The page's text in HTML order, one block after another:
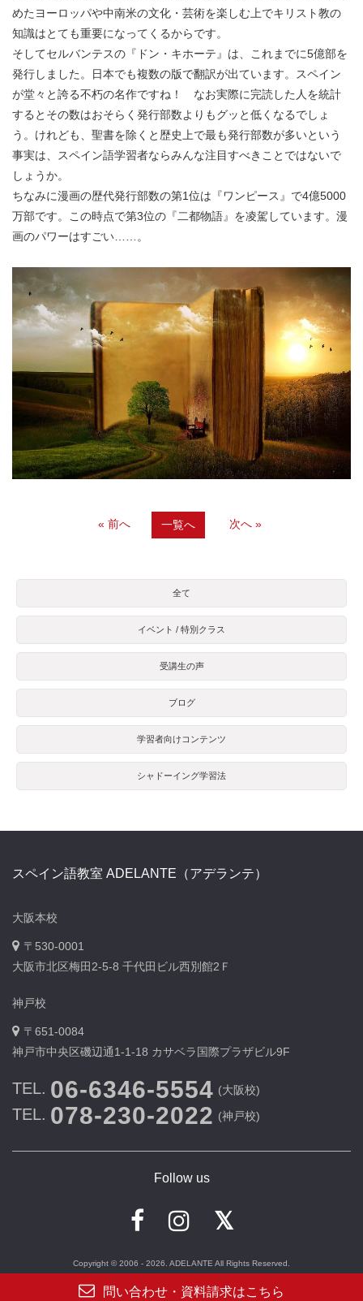
めたヨーロッパや中南米の文化・芸術を楽しむ上でキリスト教の
知識はとても重要になってくるからです。
そしてセルバンテスの『ドン・キホーテ』は、これまでに5億部を
発行しました。日本でも複数の版で翻訳が出ています。スペイン
が堂々と誇る不朽の名作ですね！ なお実際に完読した人を統計
するとその数はおそらく発行部数よりもグッと低くなるでしょ
う。けれども、聖書を除くと歴史上で最も発行部数が多いという
事実は、スペイン語学習者ならみんな注目すべきことではないで
しょうか。
ちなみに漫画の歴代発行部数の第1位は『ワンピース』で4億5000
万部です。この時点で第3位の『二都物語』を凌駕しています。漫
画のパワーはすごい……。
« 前へ 一覧へ 次へ »
全て
イベント / 特別クラス
受講生の声
ブログ
学習者向けコンテンツ
シャドーイング学習法
スペイン語教室 ADELANTE（アデランテ）
大阪本校
〒530-0001
大阪市北区梅田2-5-8 千代田ビル西別館2Ｆ
神戸校
〒651-0084
神戸市中央区磯辺通1-1-18 カサベラ国際プラザビル9F
TEL. 06-6346-5554 (大阪校)
TEL. 078-230-2022 (神戸校)
Follow us
Copyright © 2006 - 2026. ADELANTE All Rights Reserved.
問い合わせ・資料請求はこちら